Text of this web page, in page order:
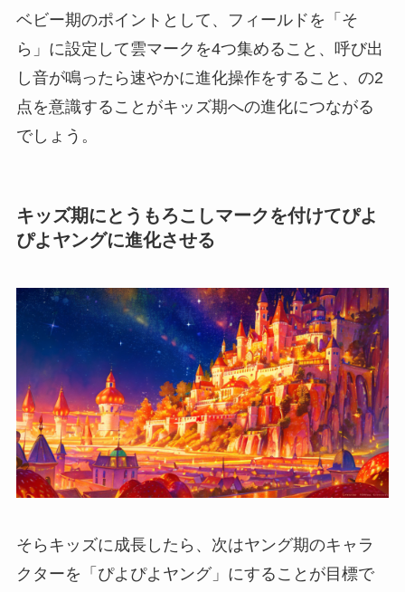
ベビー期のポイントとして、フィールドを「そ
ら」に設定して雲マークを4つ集めること、呼び出
し音が鳴ったら速やかに進化操作をすること、の2
点を意識することがキッズ期への進化につながる
でしょう。
キッズ期にとうもろこしマークを付けてぴよ
ぴよヤングに進化させる
そらキッズに成長したら、次はヤング期のキャラ
クターを「ぴよぴよヤング」にすることが目標で